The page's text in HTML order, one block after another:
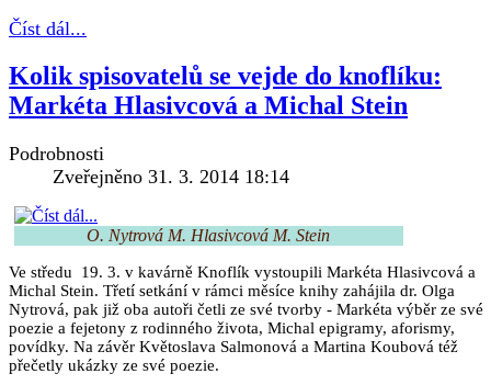
Číst dál...
Kolik spisovatelů se vejde do knoflíku:
Markéta Hlasivcová a Michal Stein
Podrobnosti
Zveřejněno 31. 3. 2014 18:14
O. Nytrová M. Hlasivcová M. Stein
Ve středu 19. 3. v kavárně Knoflík vystoupili Markéta Hlasivcová a
Michal Stein. Třetí setkání v rámci měsíce knihy zahájila dr. Olga
Nytrová, pak již oba autoři četli ze své tvorby - Markéta výběr ze své
poezie a fejetony z rodinného života, Michal epigramy, aforismy,
povídky. Na závěr Květoslava Salmonová a Martina Koubová též
přečetly ukázky ze své poezie.